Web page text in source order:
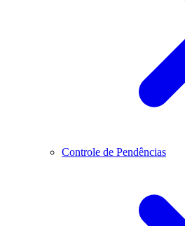
Controle de Pendências